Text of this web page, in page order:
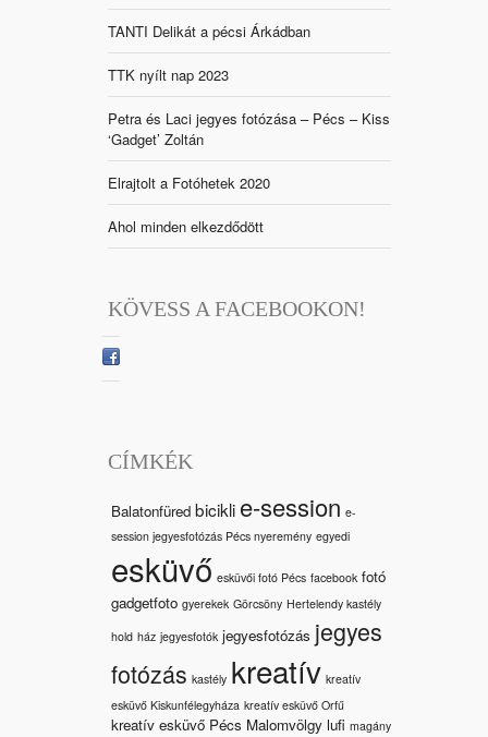
TANTI Delikát a pécsi Árkádban
TTK nyílt nap 2023
Petra és Laci jegyes fotózása – Pécs – Kiss
‘Gadget’ Zoltán
Elrajtolt a Fotóhetek 2020
Ahol minden elkezdődött
KÖVESS A FACEBOOKON!
CÍMKÉK
Balatonfüred bicikli e-session e-
session jegyesfotózás Pécs nyeremény egyedi
esküvő esküvői fotó Pécs facebook fotó
gadgetfoto gyerekek Görcsöny Hertelendy kastély
hold ház jegyesfotók jegyesfotózás jegyes
fotózás kastély kreatív kreatív
esküvő Kiskunfélegyháza kreatív esküvő Orfű
kreatív esküvő Pécs Malomvölgy lufi magány